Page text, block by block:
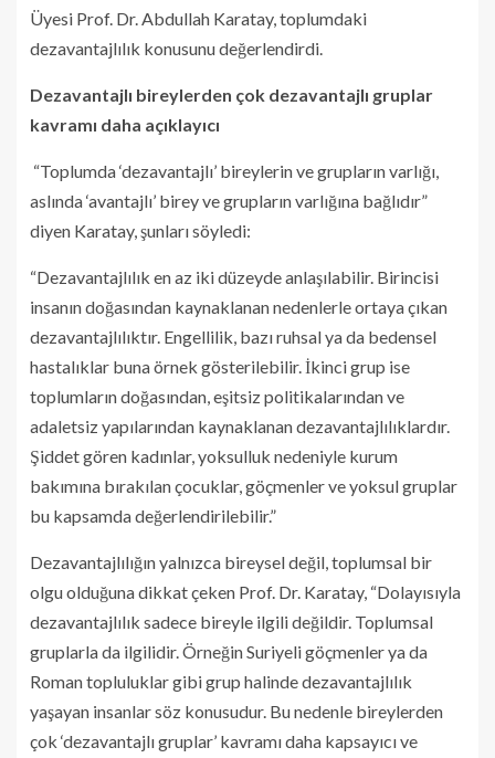
Üyesi Prof. Dr. Abdullah Karatay, toplumdaki
dezavantajlılık konusunu değerlendirdi.
Dezavantajlı bireylerden çok dezavantajlı gruplar
kavramı daha açıklayıcı
“Toplumda ‘dezavantajlı’ bireylerin ve grupların varlığı,
aslında ‘avantajlı’ birey ve grupların varlığına bağlıdır”
diyen Karatay, şunları söyledi:
“Dezavantajlılık en az iki düzeyde anlaşılabilir. Birincisi
insanın doğasından kaynaklanan nedenlerle ortaya çıkan
dezavantajlılıktır. Engellilik, bazı ruhsal ya da bedensel
hastalıklar buna örnek gösterilebilir. İkinci grup ise
toplumların doğasından, eşitsiz politikalarından ve
adaletsiz yapılarından kaynaklanan dezavantajlılıklardır.
Şiddet gören kadınlar, yoksulluk nedeniyle kurum
bakımına bırakılan çocuklar, göçmenler ve yoksul gruplar
bu kapsamda değerlendirilebilir.”
Dezavantajlılığın yalnızca bireysel değil, toplumsal bir
olgu olduğuna dikkat çeken Prof. Dr. Karatay, “Dolayısıyla
dezavantajlılık sadece bireyle ilgili değildir. Toplumsal
gruplarla da ilgilidir. Örneğin Suriyeli göçmenler ya da
Roman topluluklar gibi grup halinde dezavantajlılık
yaşayan insanlar söz konusudur. Bu nedenle bireylerden
çok ‘dezavantajlı gruplar’ kavramı daha kapsayıcı ve